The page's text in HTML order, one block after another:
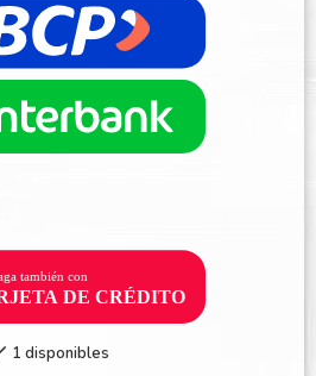
1 disponibles